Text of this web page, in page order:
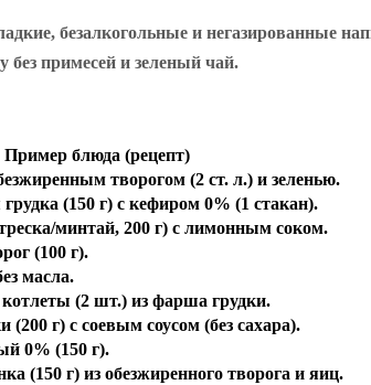
безалкогольные и негазированные
без примесей и зеленый чай.
Пример блюда (рецепт)
творогом (2 ст. л.) и зеленью.
(150 г) с кефиром 0% (1 стакан).
минтай, 200 г) с лимонным соком.
(100 г).
масла.
(2 шт.) из фарша грудки.
г) с соевым соусом (без сахара).
0% (150 г).
(150 г) из обезжиренного творога и яиц.